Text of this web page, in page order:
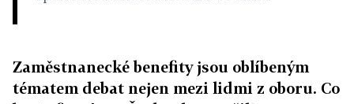
Zaměstnanecké benefity jsou oblíbeným
tématem debat nejen mezi lidmi z oboru. Co